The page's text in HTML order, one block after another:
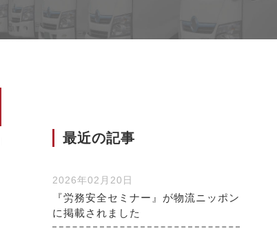
最近の記事
2026年02月20日
『労務安全セミナー』が物流ニッポン
に掲載されました